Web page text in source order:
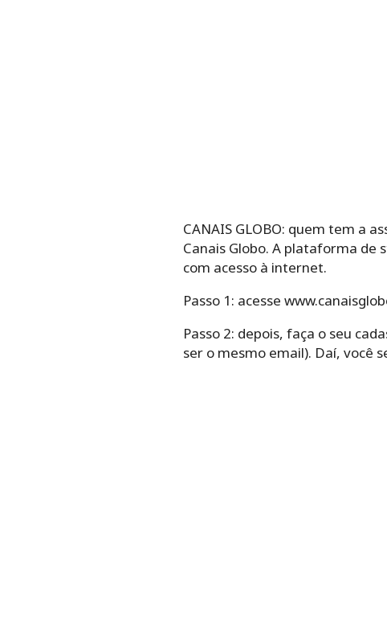
CANAIS GLOBO: quem tem a
Canais Globo. A plataforma
com acesso à internet.
Passo 1: acesse
Passo 2: depois, faça o seu
ser o mesmo email). Daí, você